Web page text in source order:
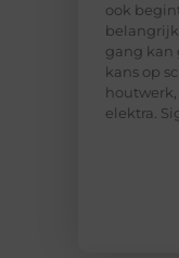
ook
gang kan
kans op
houtwerk,
elektra.